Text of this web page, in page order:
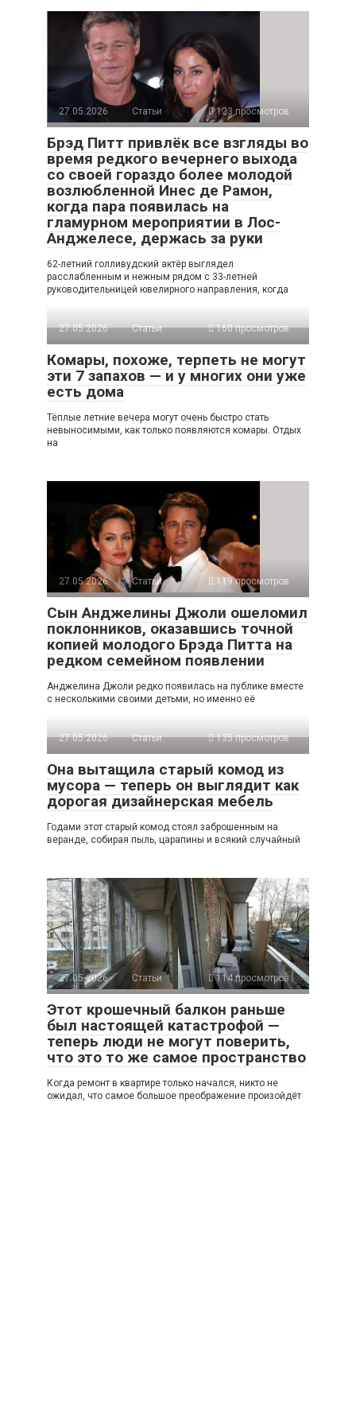
27.05.2026 Статьи 123 просмотров
Брэд Питт привлёк все взгляды во
время редкого вечернего выхода
со своей гораздо более молодой
возлюбленной Инес де Рамон,
когда пара появилась на
гламурном мероприятии в Лос-
Анджелесе, держась за руки
62-летний голливудский актёр выглядел
расслабленным и нежным рядом с 33-летней
руководительницей ювелирного направления, когда
27.05.2026 Статьи 160 просмотров
Комары, похоже, терпеть не могут
эти 7 запахов — и у многих они уже
есть дома
Тёплые летние вечера могут очень быстро стать
невыносимыми, как только появляются комары. Отдых
на
27.05.2026 Статьи 119 просмотров
Сын Анджелины Джоли ошеломил
поклонников, оказавшись точной
копией молодого Брэда Питта на
редком семейном появлении
Анджелина Джоли редко появилась на публике вместе
с несколькими своими детьми, но именно её
27.05.2026 Статьи 135 просмотров
Она вытащила старый комод из
мусора — теперь он выглядит как
дорогая дизайнерская мебель
Годами этот старый комод стоял заброшенным на
веранде, собирая пыль, царапины и всякий случайный
27.05.2026 Статьи 114 просмотров
Этот крошечный балкон раньше
был настоящей катастрофой —
теперь люди не могут поверить,
что это то же самое пространство
Когда ремонт в квартире только начался, никто не
ожидал, что самое большое преображение произойдёт